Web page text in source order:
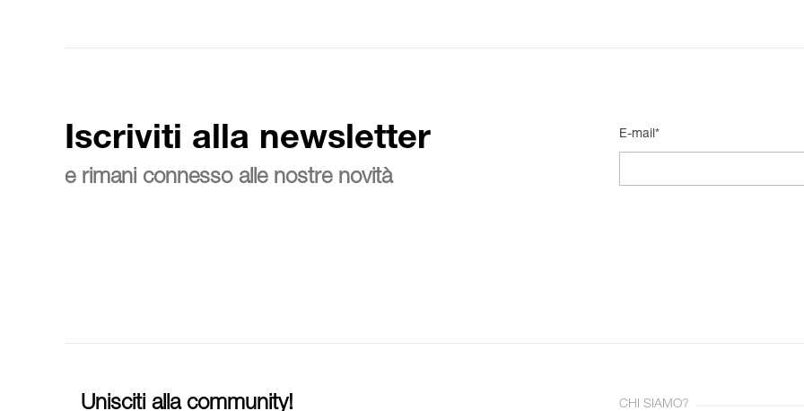
Iscriviti alla newsletter
e rimani connesso alle nostre novità
E-mail*
Unisciti alla community! CHI SIAMO?